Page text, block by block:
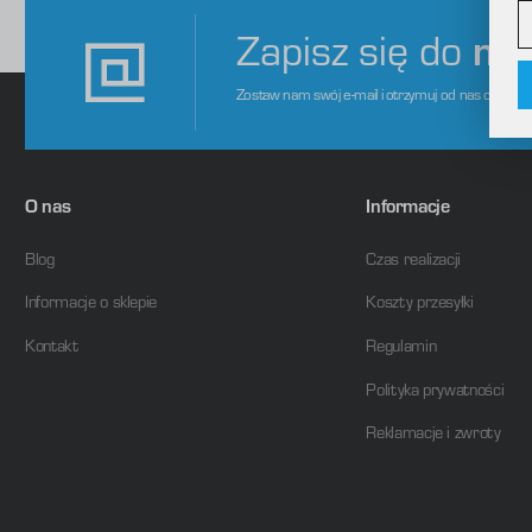
Zapisz się do
Zostaw nam swój e-mail i otrzymuj od nas ciekawe
O nas
Blog
Informacje o sklepie
Kontakt
Informacje
Czas realizacji
Koszty przesyłki
Regulamin
Polityka prywatności
Reklamacje i zwroty